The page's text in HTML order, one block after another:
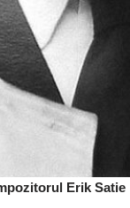
Erik Satie